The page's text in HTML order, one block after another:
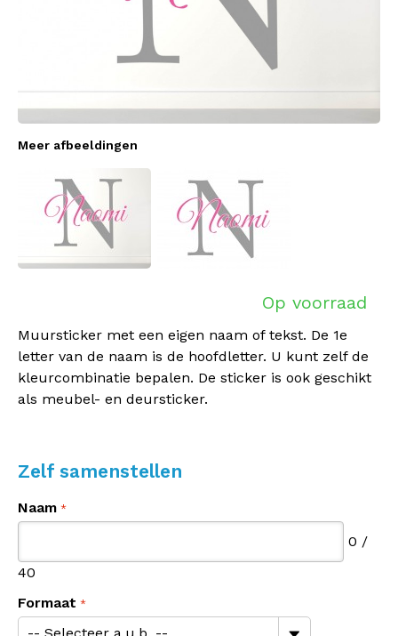
Meer afbeeldingen
Op voorraad
Muursticker met een eigen naam of tekst. De 1e
letter van de naam is de hoofdletter. U kunt zelf de
kleurcombinatie bepalen. De sticker is ook geschikt
als meubel- en deursticker.
Zelf samenstellen
Naam
0 /
40
Formaat